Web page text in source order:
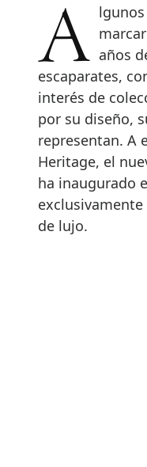
Algunos relojes nacieron para años
escaparates,
interés de
por su diseño,
representan. A
Heritage, el
ha inaugurado
de lujo.